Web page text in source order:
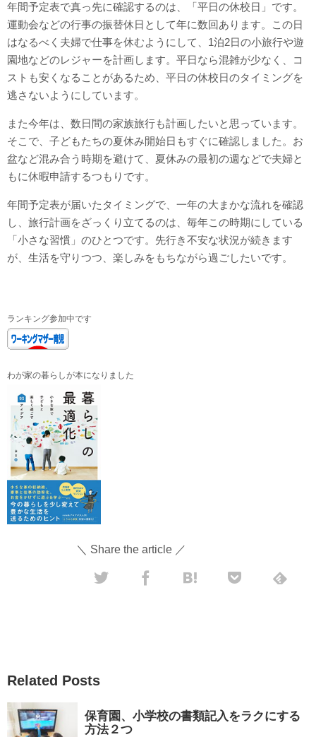
年間予定表で真っ先に確認するのは、「平日の休校日」です。
運動会などの行事の振替休日として年に数回あります。この日
はなるべく夫婦で仕事を休むようにして、1泊2日の小旅行や遊
園地などのレジャーを計画します。平日なら混雑が少なく、コ
ストも安くなることがあるため、平日の休校日のタイミングを
逃さないようにしています。
また今年は、数日間の家族旅行も計画したいと思っています。
そこで、子どもたちの夏休み開始日もすぐに確認しました。お
盆など混み合う時期を避けて、夏休みの最初の週などで夫婦と
もに休暇申請するつもりです。
年間予定表が届いたタイミングで、一年の大まかな流れを確認
し、旅行計画をざっくり立てるのは、毎年この時期にしている
「小さな習慣」のひとつです。先行き不安な状況が続きます
が、生活を守りつつ、楽しみをもちながら過ごしたいです。
ランキング参加中です
わが家の暮らしが本になりました
＼ Share the article ／
Related Posts
保育園、小学校の書類記入をラクにする
方法２つ